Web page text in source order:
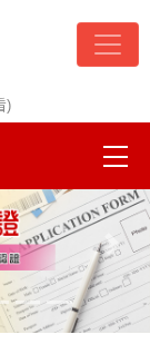
)
往後